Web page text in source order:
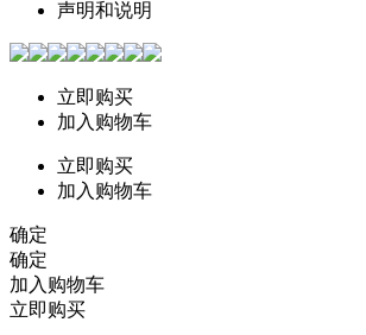
声明和说明
立即购买
加入购物车
立即购买
加入购物车
确定
确定
加入购物车
立即购买